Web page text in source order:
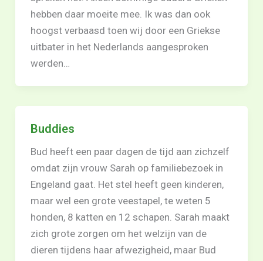
hebben daar moeite mee. Ik was dan ook
hoogst verbaasd toen wij door een Griekse
uitbater in het Nederlands aangesproken
werden…
Buddies
Bud heeft een paar dagen de tijd aan zichzelf
omdat zijn vrouw Sarah op familiebezoek in
Engeland gaat. Het stel heeft geen kinderen,
maar wel een grote veestapel, te weten 5
honden, 8 katten en 12 schapen. Sarah maakt
zich grote zorgen om het welzijn van de
dieren tijdens haar afwezigheid, maar Bud